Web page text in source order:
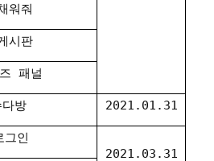
워줘
시판
패널
방 2021.01.31
그인
2021.03.31